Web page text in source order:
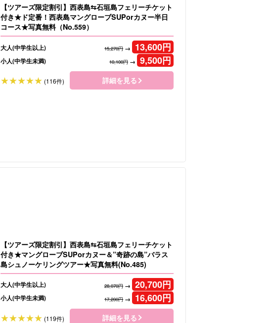
【ツアーズ限定割引】西表島⇆石垣島フェリーチケット
付き★ド定番！西表島マングローブSUPorカヌー半日
コース★写真無料（No.559）
大人(中学生以上) 15,270円→ 13,600円
小人(中学生未満) 10,100円→ 9,500円
(116件) 詳細を見る
【ツアーズ限定割引】西表島⇆石垣島フェリーチケット
付き★マングローブSUPorカヌー＆”奇跡の島”バラス
島シュノーケリングツアー★写真無料(No.485)
大人(中学生以上) 28,070円→ 20,700円
小人(中学生未満) 17,200円→ 16,600円
(119件) 詳細を見る